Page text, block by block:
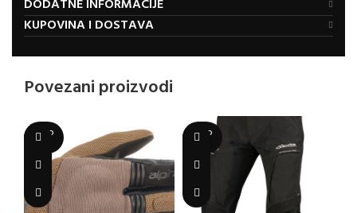
DODATNE INFORMACIJE
KUPOVINA I DOSTAVA
Povezani proizvodi
SOLD
OUT
SOLD
OUT